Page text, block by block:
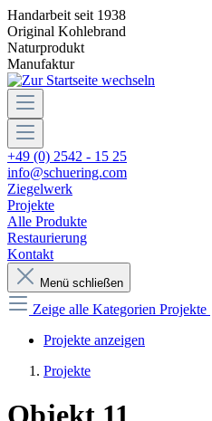
Handarbeit seit 1938
Original Kohlebrand
Naturprodukt
Manufaktur
+49 (0) 2542 - 15 25
info@schuering.com
Ziegelwerk
Projekte
Alle Produkte
Restaurierung
Kontakt
Menü schließen
Zeige alle Kategorien Projekte
Projekte anzeigen
Projekte